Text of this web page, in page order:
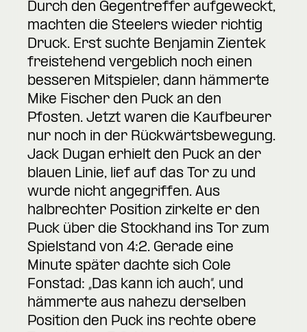
Durch den Gegentreffer aufgeweckt,
machten die Steelers wieder richtig
Druck. Erst suchte Benjamin Zientek
freistehend vergeblich noch einen
besseren Mitspieler, dann hämmerte
Mike Fischer den Puck an den
Pfosten. Jetzt waren die Kaufbeurer
nur noch in der Rückwärtsbewegung.
Jack Dugan erhielt den Puck an der
blauen Linie, lief auf das Tor zu und
wurde nicht angegriffen. Aus
halbrechter Position zirkelte er den
Puck über die Stockhand ins Tor zum
Spielstand von 4:2. Gerade eine
Minute später dachte sich Cole
Fonstad: „Das kann ich auch“, und
hämmerte aus nahezu derselben
Position den Puck ins rechte obere